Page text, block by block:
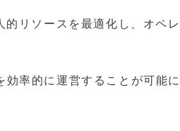
リソースを最適化し、オペレ
率的に運営することが可能に